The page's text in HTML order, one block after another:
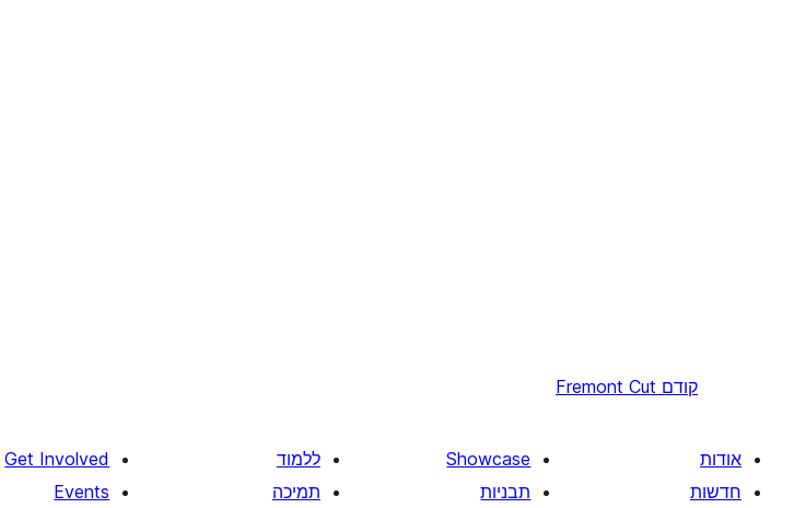
קודם Fremont Cut
אודות
חדשות
Showcase
תבניות
ללמוד
תמיכה
Get Involved
Events